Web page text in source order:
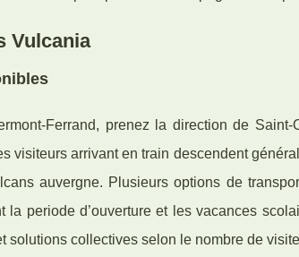
Vulcania
Ferrand, prenez la direction de Saint-
visiteurs arrivant en train descendent
auvergne. Plusieurs options de
periode d’ouverture et les vacances
solutions collectives selon le nombre de